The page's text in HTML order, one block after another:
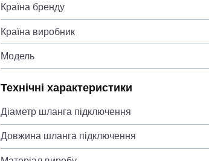
Країна бренду
Країна виробник
Модель
Технічні характеристики
Діаметр шланга підключення
Довжина шланга підключення